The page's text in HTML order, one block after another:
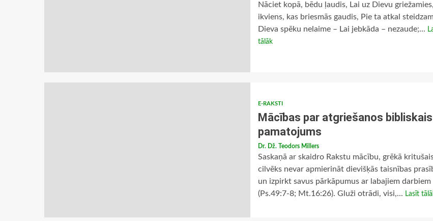
Nāciet kopā, bēdu ļaudis, Lai uz Dievu
ikviens, kas briesmās gaudis, Pie ta atkal
Dieva spēku nelaime – Lai jebkāda – nezaude;...
tālāk
E-RAKSTI
Mācības par atgriešanos bibliskais
pamatojums
Dr. Dž. Teodors Millers
Saskaņā ar skaidro Rakstu mācību, grēkā
cilvēks nevar apmierināt dievišķās taisnības
un izpirkt savus pārkāpumus ar labajiem darbiem
(Ps.49:7-8; Mt.16:26). Gluži otrādi, visi,... Lasīt